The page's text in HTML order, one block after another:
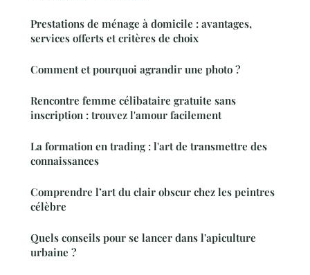
Prestations de ménage à domicile : avantages,
services offerts et critères de choix
Comment et pourquoi agrandir une photo ?
Rencontre femme célibataire gratuite sans
inscription : trouvez l'amour facilement
La formation en trading : l'art de transmettre des
connaissances
Comprendre l’art du clair obscur chez les peintres
célèbre
Quels conseils pour se lancer dans l'apiculture
urbaine ?